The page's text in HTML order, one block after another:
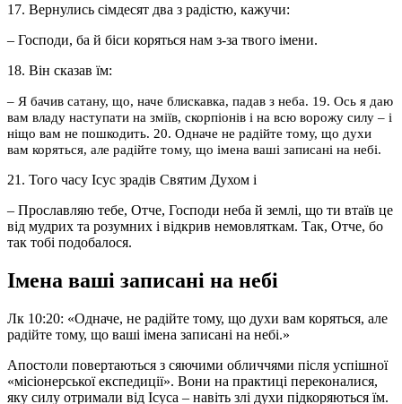
17. Вернулись сімдесят два з радістю, кажучи:
– Господи, ба й біси коряться нам з-за твого імени.
18. Він сказав їм:
– Я бачив сатану, що, наче блискавка, падав з неба. 19. Ось я даю
вам владу наступати на зміїв, скорпіонів і на всю ворожу силу – і
ніщо вам не пошкодить. 20. Одначе не радійте тому, що духи
вам коряться, але радійте тому, що імена ваші записані на небі.
21. Того часу Ісус зрадів Святим Духом і
– Прославляю тебе, Отче, Господи неба й землі, що ти втаїв це
від мудрих та розумних і відкрив немовляткам. Так, Отче, бо
так тобі подобалося.
Імена ваші записані на небі
Лк 10:20: «Одначе, не радійте тому, що духи вам коряться, але
радійте тому, що ваші імена записані на небі.»
Апостоли повертаються з сяючими обличчями після успішної
«місіонерської експедиції». Вони на практиці переконалися,
яку силу отримали від Ісуса – навіть злі духи підкоряються їм.